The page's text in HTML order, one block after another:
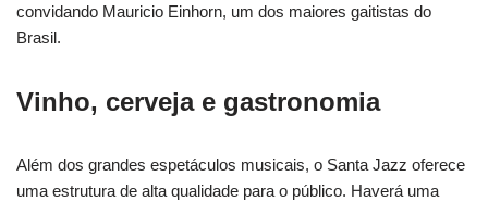
convidando Mauricio Einhorn, um dos maiores gaitistas do
Brasil.
Vinho, cerveja e gastronomia
Além dos grandes espetáculos musicais, o Santa Jazz oferece
uma estrutura de alta qualidade para o público. Haverá uma